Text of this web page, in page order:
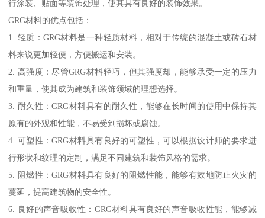
行涂装、贴面等装饰处理，使其具有良好的装饰效果。
GRG材料的优点包括：
1. 轻质：GRG材料是一种轻质材料，相对于传统的混凝土或砖石材
料来说更加轻便，方便搬运和安装。
2. 高强度：尽管GRG材料轻巧，但其强度却，能够承受一定的压力
和重量，使其成为建筑和装饰领域的理想选择。
3. 耐久性：GRG材料具有的耐久性，能够在长时间的使用中保持其
原有的外观和性能，不易受到损坏或腐蚀。
4. 可塑性：GRG材料具有良好的可塑性，可以根据设计师的要求进
行形状和纹理的定制，满足不同建筑和装饰风格的需求。
5. 阻燃性：GRG材料具有良好的阻燃性能，能够有效地防止火灾的
蔓延，提高建筑物的安全性。
6. 良好的声音吸收性：GRG材料具有良好的声音吸收性能，能够减